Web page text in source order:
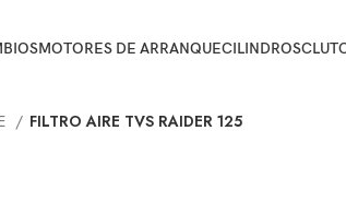
MOTORES DE ARRANQUECILINDROS
FILTRO AIRE TVS RAIDER 125